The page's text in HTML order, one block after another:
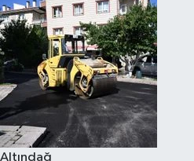
Altındağ